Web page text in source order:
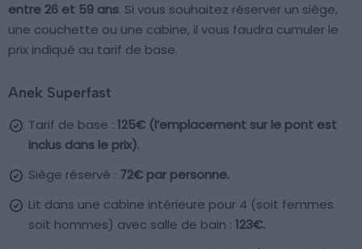
entre 26 et 59 ans. Si vous souhaitez réserver un siège,
une couchette ou une cabine, il vous faudra cumuler le
prix indiqué au tarif de base.
Anek Superfast
Tarif de base : 125€ (l’emplacement sur le pont est
inclus dans le prix).
Siège réservé : 72€ par personne.
Lit dans une cabine intérieure pour 4 (soit femmes
soit hommes) avec salle de bain : 123€.